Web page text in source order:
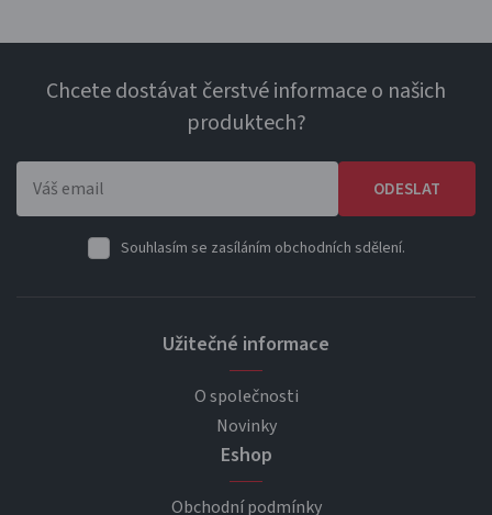
Chcete dostávat čerstvé informace o našich
produktech?
ODESLAT
Souhlasím se zasíláním obchodních sdělení.
Užitečné informace
O společnosti
Novinky
Eshop
Obchodní podmínky